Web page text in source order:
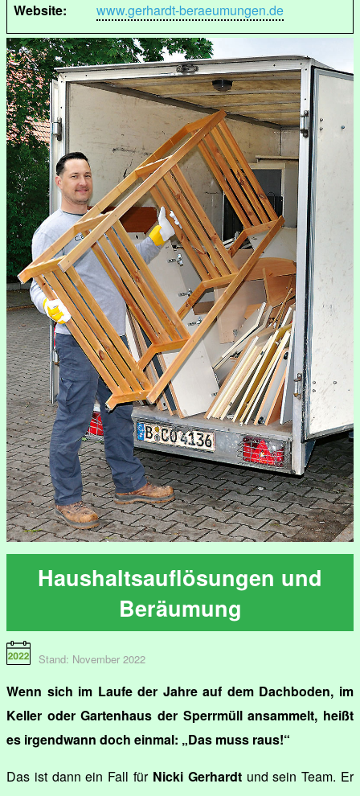
Website:
www.gerhardt-beraeumungen.de
Haushaltsauflösungen und
Beräumung
Stand: November 2022
Wenn sich im Laufe der Jahre auf dem Dachboden, im
Keller oder Gartenhaus der Sperrmüll ansammelt, heißt
es irgendwann doch einmal: „Das muss raus!“
Das ist dann ein Fall für Nicki Gerhardtund sein Team. Er